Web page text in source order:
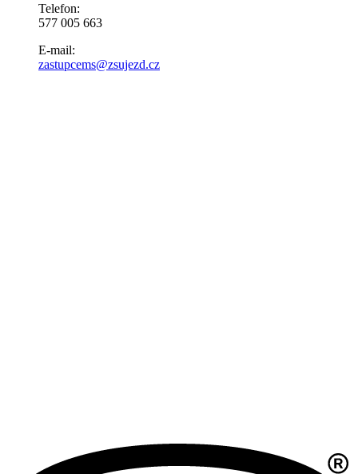
Telefon:
577 005 663
E-mail:
zastupcems@zsujezd.cz